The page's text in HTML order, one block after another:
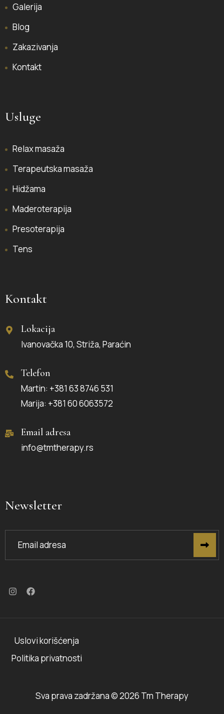
Galerija
Blog
Zakazivanja
Kontakt
Usluge
Relax masaža
Terapeutska masaža
Hidžama
Maderoterapija
Presoterapija
Tens
Kontakt
Lokacija
Ivanovačka 10, Striža, Paraćin
Telefon
Martin: +381 63 8746 531
Marija: +381 60 6063572
Email adresa
info@tmtherapy.rs
Newsletter
Uslovi korišćenja
Politika privatnosti
Sva prava zadržana © 2026 Tm Therapy